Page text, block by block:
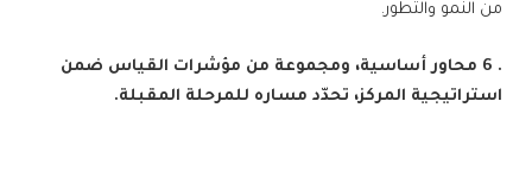
من النمو والتطور.
. 6 محاور أساسية، ومجموعة من مؤشرات القياس ضمن
استراتيجية المركز، تحدّد مساره للمرحلة المقبلة.